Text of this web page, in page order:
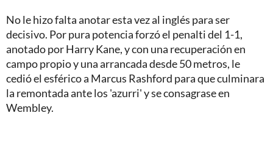
No le hizo falta anotar esta vez al inglés para ser
decisivo. Por pura potencia forzó el penalti del 1-1,
anotado por Harry Kane, y con una recuperación en
campo propio y una arrancada desde 50 metros, le
cedió el esférico a Marcus Rashford para que culminara
la remontada ante los 'azurri' y se consagrase en
Wembley.